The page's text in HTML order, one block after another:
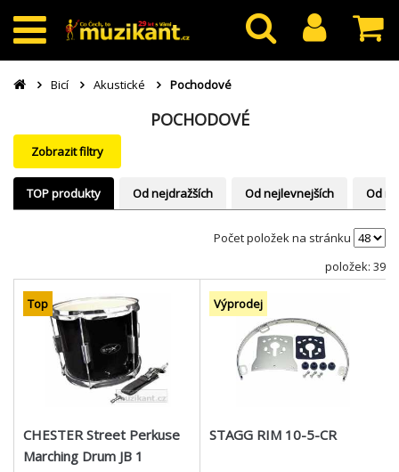
Bicí Akustické Pochodové
POCHODOVÉ
Zobrazit filtry
TOP produkty Od nejdražších Od nejlevnejších Od
Počet položek na stránku
položek: 39
Top
CHESTER Street Perkuse
Marching Drum JB 1
Výprodej
STAGG RIM 10-5-CR